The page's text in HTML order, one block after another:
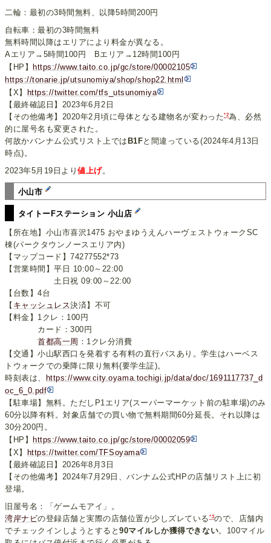
二輪：最初の3時間無料、以降5時間200円
自転車：最初の3時間無料
無料時間以降はエリアにより料金が異なる。
Aエリア→5時間100円 Bエリア→12時間100円
【HP】
https://www.taito.co.jp/gc/store/00002105
https://tonarie.jp/utsunomiya/shop/shop22.html
【X】
https://twitter.com/tfs_utsunomiya
【最終確認日】2023年6月2日
【その他備考】2020年2月頃に母体となる建物名が変わった*2為、必然
的に屋号名も変更された。
何故かバンナム公式リスト上では B1Fと間違っている(2024年4月13日
時点)。
2023年5月19日より値上げ。
小山市
タイトーFステーション 小山店
【所在地】小山市喜沢1475 おやまゆうえんハーヴェストウォークSC
棟(パークタウンノースエリア内)
【マップコード】74277552*73
【営業時間】平日 10:00～22:00
土日祝 09:00～22:00
【台数】4台
【 キャッシュレス決済】不可
【料金】1クレ：100円
カード：300円
首都高一周 ：1クレ分消費
【交通】小山駅西口を発着する有料の直行バスあり。学生はハーベス
トウォークでの乗降に限り無料(要学生証)。
時刻表は、
https://www.city.oyama.tochigi.jp/data/doc/1691117737_d
oc_6_0.pdf
【駐車場】無料。ただしP1エリア(スーパーマーケット前の駐車場)のみ
60分以降有料。対象店舗での買い物で無料期間60分延長。それ以降は
30分200円。
【HP】
https://www.taito.co.jp/gc/store/00002059
【X】
https://twitter.com/TFSoyama
【最終確認日】2026年8月3日
【その他備考】2024年7月29日、バンナム公式HPの店舗リスト上に初
登場。
旧屋号名：「ゲームモアイ」。
湾岸ナビの登録店舗と実際の店舗位置が少しズレている *3ので、店舗内
でチェックインしようとすると90マイルしか獲得できない。100マイル